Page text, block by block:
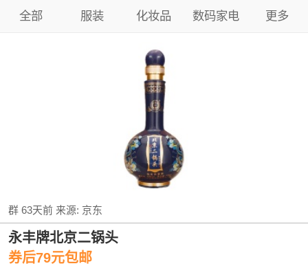
全部 服装 化妆品 数码家电 更多
群 63天前来源: 京东
永丰牌北京二锅头
券后79元包邮